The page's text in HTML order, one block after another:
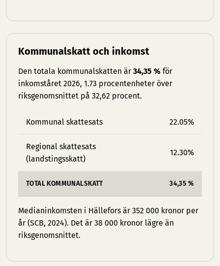
Kommunalskatt och inkomst
Den totala kommunalskatten är 34,35 % för
inkomståret 2026, 1.73 procentenheter över
riksgenomsnittet på 32,62 procent.
Kommunal skattesats 22.05%
Regional skattesats
(landstingsskatt)
12.30%
TOTAL KOMMUNALSKATT 34,35 %
Medianinkomsten i Hällefors är 352 000 kronor per
år (SCB, 2024). Det är 38 000 kronor lägre än
riksgenomsnittet.